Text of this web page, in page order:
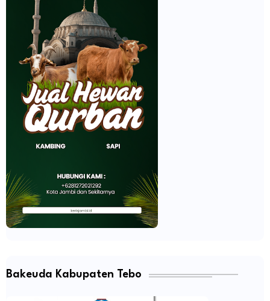
Bakeuda Kabupaten Tebo